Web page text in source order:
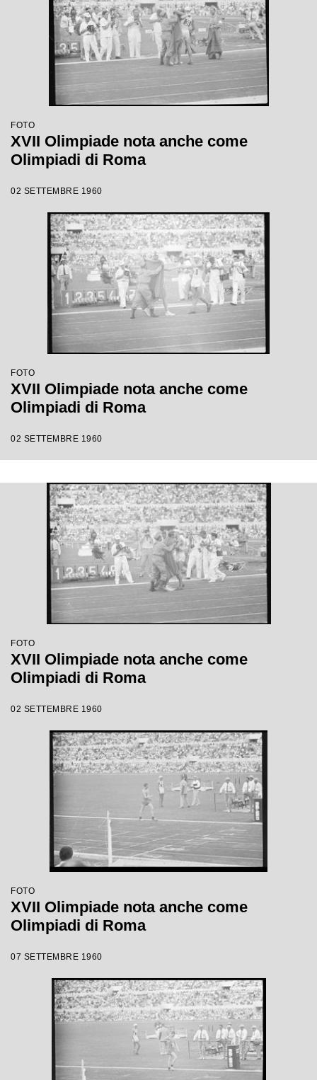
FOTO
XVII Olimpiade nota anche come
Olimpiadi di Roma
02 SETTEMBRE 1960
FOTO
XVII Olimpiade nota anche come
Olimpiadi di Roma
02 SETTEMBRE 1960
FOTO
XVII Olimpiade nota anche come
Olimpiadi di Roma
02 SETTEMBRE 1960
FOTO
XVII Olimpiade nota anche come
Olimpiadi di Roma
07 SETTEMBRE 1960